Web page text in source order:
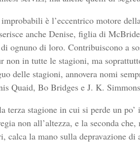
è l’eccentrico motore
anche Denise, figlia di
ognuno di loro. Contribuiscono a
non in tutte le stagioni, ma
delle stagioni, annovera nomi
Quaid, Bo Bridges e J. K.
terza stagione in cui si perde un
non all’altezza, e la seconda
calca la mano sulla depravazione di